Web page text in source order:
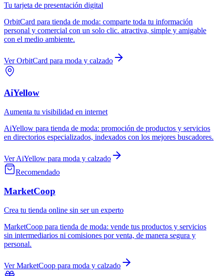
Tu tarjeta de presentación digital
OrbitCard para tienda de moda: comparte toda tu información
personal y comercial con un solo clic. atractiva, simple y amigable
con el medio ambiente.
VerOrbitCard para moda y calzado
AiYellow
Aumenta tu visibilidad en internet
AiYellow para tienda de moda: promoción de productos y servicios
en directorios especializados, indexados con los mejores buscadores.
VerAiYellow para moda y calzado
Recomendado
MarketCoop
Crea tu tienda online sin ser un experto
MarketCoop para tienda de moda: vende tus productos y servicios
sin intermediarios ni comisiones por venta, de manera segura y
personal.
VerMarketCoop para moda y calzado